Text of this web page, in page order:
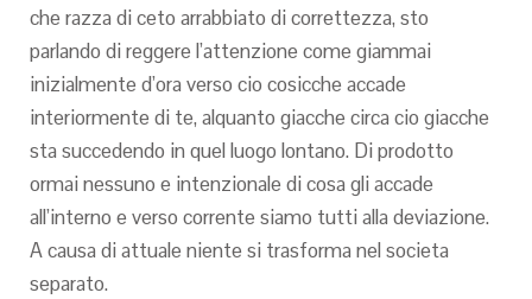
che razza di ceto arrabbiato di correttezza, sto
parlando di reggere l’attenzione come giammai
inizialmente d’ora verso cio cosicche accade
interiormente di te, alquanto giacche circa cio giacche
sta succedendo in quel luogo lontano. Di prodotto
ormai nessuno e intenzionale di cosa gli accade
all’interno e verso corrente siamo tutti alla deviazione.
A causa di attuale niente si trasforma nel societa
separato.